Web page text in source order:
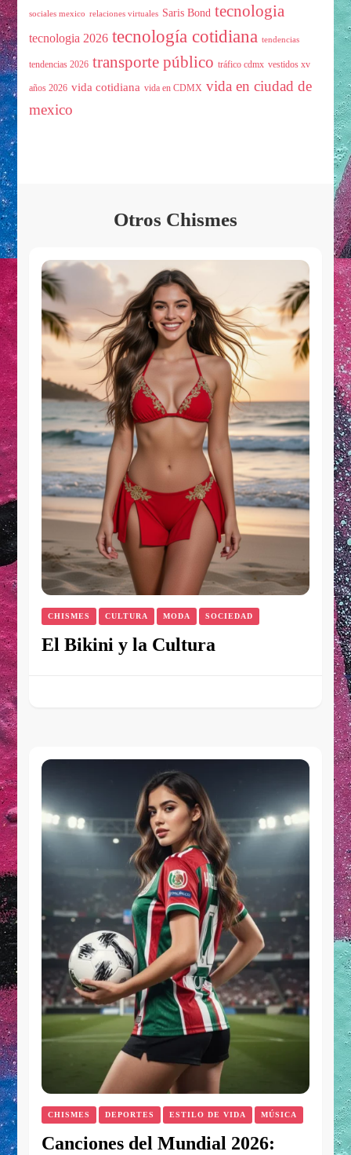
sociales mexico relaciones virtuales Saris Bond tecnologia
tecnologia 2026 tecnología cotidiana tendencias
tendencias 2026 transporte público tráfico cdmx vestidos xv
años 2026 vida cotidiana vida en CDMX vida en ciudad de
mexico
Otros Chismes
CHISMES CULTURA MODA SOCIEDAD
El Bikini y la Cultura
CHISMES DEPORTES ESTILO DE VIDA MÚSICA
Canciones del Mundial 2026: